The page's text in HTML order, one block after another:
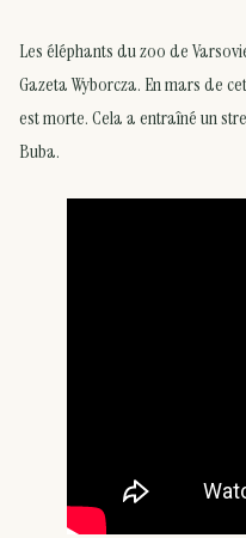
Les éléphants du zoo de
Gazeta Wyborcza. En mars de
est morte. Cela a entraîné un
Buba.